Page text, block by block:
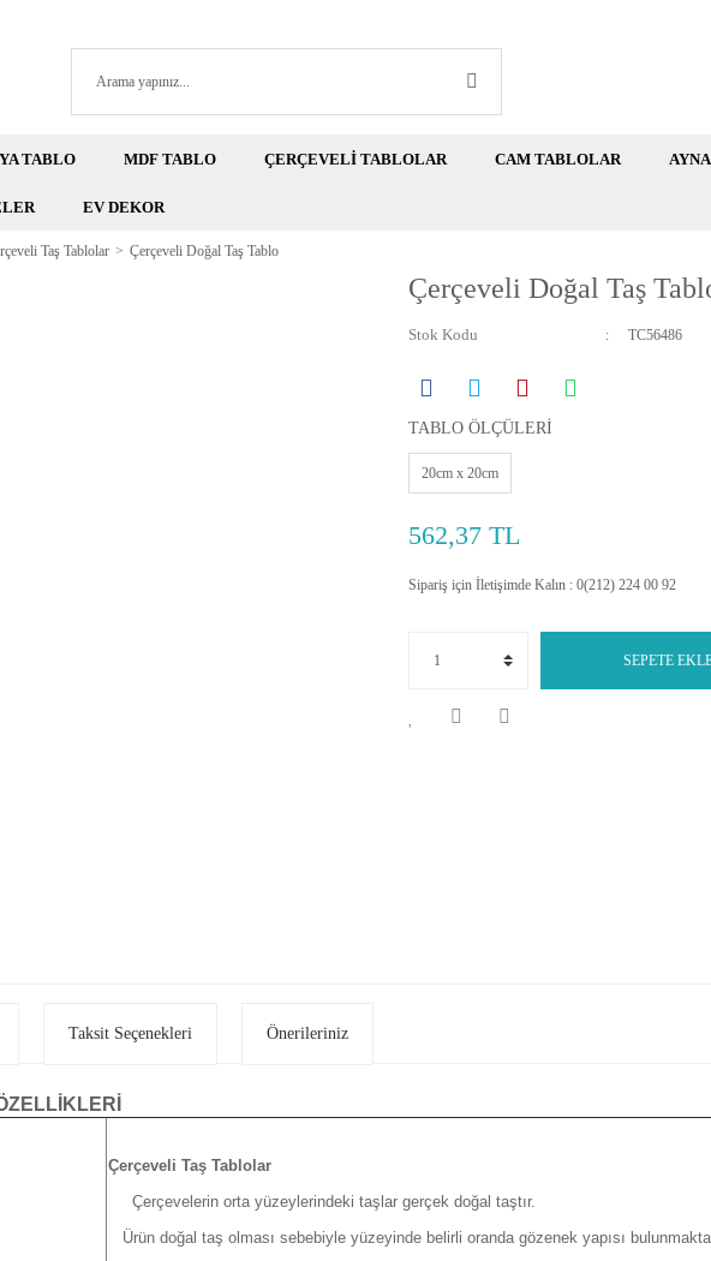
TABLO MDF TABLO ÇERÇEVELİ TABLOLAR CAM TABLOLAR
EV DEKOR
Taş Tablolar Çerçeveli Doğal Taş Tablo
Çerçeveli Doğal Taş
Stok Kodu TC56486
TABLO ÖLÇÜLERİ
20cm x 20cm
562,37 TL
Sipariş için İletişimde Kalın : 0(212) 224 00 92
SEPETE
Taksit Seçenekleri Önerileriniz
Çerçeveli Taş Tablolar
Çerçevelerin orta yüzeylerindeki taşlar gerçek doğal taştır.
Ürün doğal taş olması sebebiyle yüzeyinde belirli oranda gözenek yapısı